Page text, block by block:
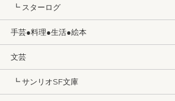
┗ スターログ
手芸●料理●生活●絵本
文芸
┗ サンリオSF文庫